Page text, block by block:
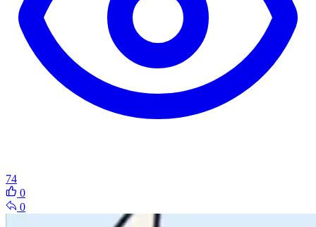
74
0
0